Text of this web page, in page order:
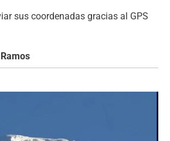
sus coordenadas gracias al GPS